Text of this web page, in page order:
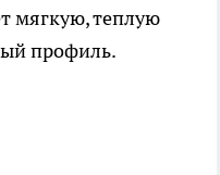
мягкую, теплую
профиль.